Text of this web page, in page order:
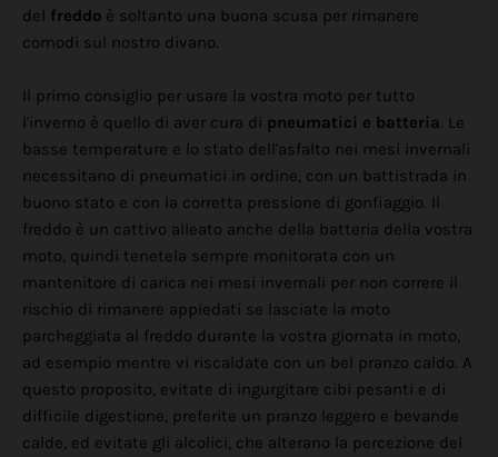
del freddo è soltanto una buona scusa per rimanere
comodi sul nostro divano.
Il primo consiglio per usare la vostra moto per tutto
l'inverno è quello di aver cura di pneumatici e batteria. Le
basse temperature e lo stato dell'asfalto nei mesi invernali
necessitano di pneumatici in ordine, con un battistrada in
buono stato e con la corretta pressione di gonfiaggio. Il
freddo è un cattivo alleato anche della batteria della vostra
moto, quindi tenetela sempre monitorata con un
mantenitore di carica nei mesi invernali per non correre il
rischio di rimanere appiedati se lasciate la moto
parcheggiata al freddo durante la vostra giornata in moto,
ad esempio mentre vi riscaldate con un bel pranzo caldo. A
questo proposito, evitate di ingurgitare cibi pesanti e di
difficile digestione, preferite un pranzo leggero e bevande
calde, ed evitate gli alcolici, che alterano la percezione del